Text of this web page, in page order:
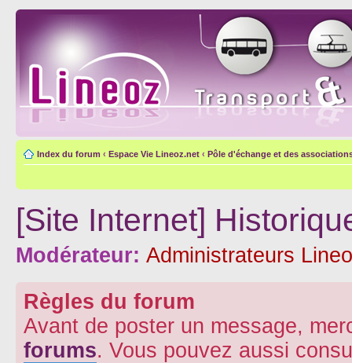
Index du forum ‹ Espace Vie Lineoz.net ‹ Pôle d'échange et des
[Site Internet]
Modérateur: Administrateurs
Règles du forum
Avant de poster un message,
forums. Vous pouvez aussi